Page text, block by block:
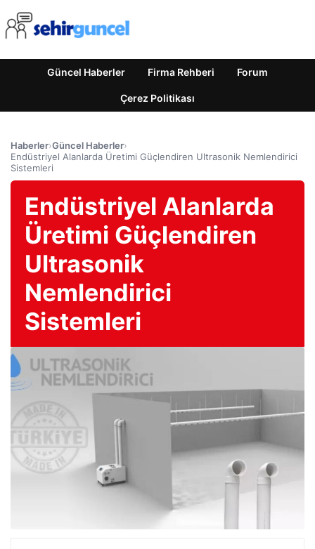
Güncel Haberler Firma Rehberi Forum
Çerez Politikası
Haberler›Güncel Haberler›
Endüstriyel Alanlarda Üretimi Güçlendiren Ultrasonik Nemlendirici
Sistemleri
Endüstriyel Alanlarda
Üretimi Güçlendiren
Ultrasonik
Nemlendirici
Sistemleri